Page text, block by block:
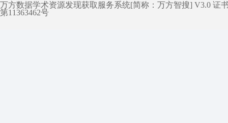
万方数据学术资源发现获取服务系统[简称：万方智搜] V3.0 证
第11363462号